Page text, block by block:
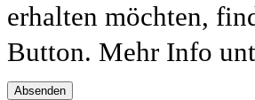
erhalten möchten,
Button. Mehr Info
Absenden